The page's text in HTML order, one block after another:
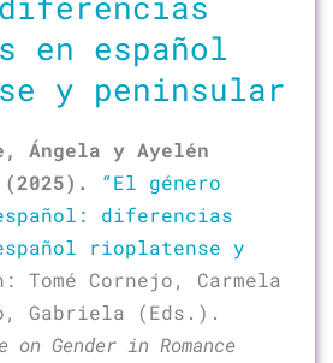
en español
y peninsular
Ángela y Ayelén
“El género
diferencias
rioplatense y
Tomé Cornejo, Carmela
Gabriela (Eds.).
on Gender in Romance